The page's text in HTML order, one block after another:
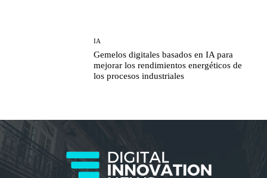
IA
Gemelos digitales basados en IA para
mejorar los rendimientos energéticos de
los procesos industriales